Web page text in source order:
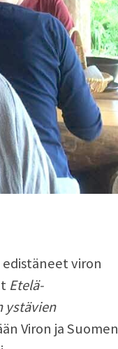
viron
Etelä-
ystävien
Viron ja Suomen